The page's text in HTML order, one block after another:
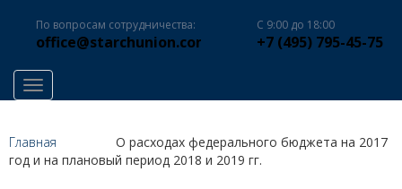
По вопросам сотрудничества:
office@starchunion.com
С 9:00 до 18:00
+7 (495) 795-45-75
Toggle navigation
Главная
О расходах федерального бюджета на 2017
год и на плановый период 2018 и 2019 гг.